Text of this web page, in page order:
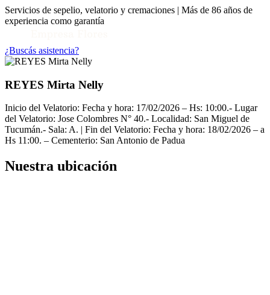
Servicios de sepelio, velatorio y cremaciones | Más de 86 años de
experiencia como garantía
¿Buscás asistencia?
REYES Mirta Nelly
Inicio del Velatorio: Fecha y hora: 17/02/2026 – Hs: 10:00.- Lugar
del Velatorio: Jose Colombres N° 40.- Localidad: San Miguel de
Tucumán.- Sala: A. | Fin del Velatorio: Fecha y hora: 18/02/2026 – a
Hs 11:00. – Cementerio: San Antonio de Padua
Nuestra ubicación